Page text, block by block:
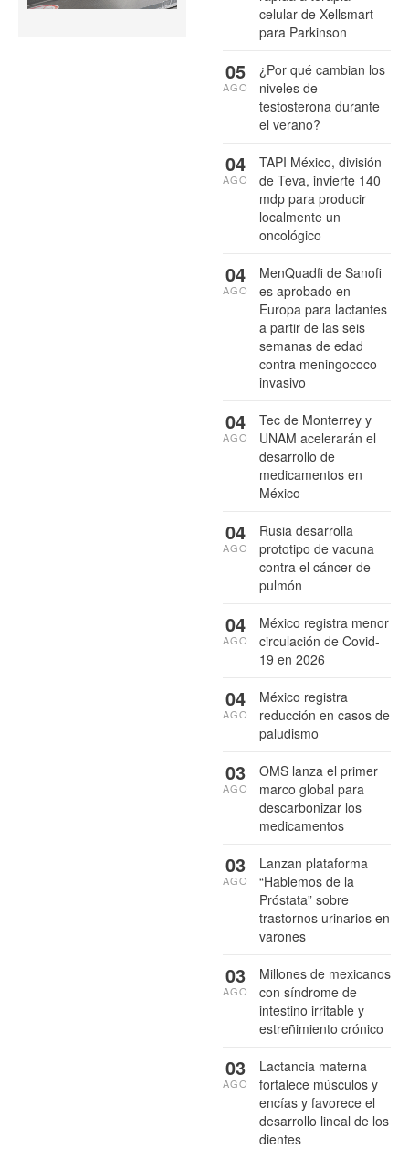
celular de Xellsmart
para Parkinson
¿Por qué cambian los
niveles de
testosterona durante
el verano?
05
AGO
TAPI México, división
de Teva, invierte 140
mdp para producir
localmente un
oncológico
04
AGO
MenQuadfi de Sanofi
es aprobado en
Europa para lactantes
a partir de las seis
semanas de edad
contra meningococo
invasivo
04
AGO
Tec de Monterrey y
UNAM acelerarán el
desarrollo de
medicamentos en
México
04
AGO
Rusia desarrolla
prototipo de vacuna
contra el cáncer de
pulmón
04
AGO
México registra menor
circulación de Covid-
19 en 2026
04
AGO
México registra
reducción en casos de
paludismo
04
AGO
OMS lanza el primer
marco global para
descarbonizar los
medicamentos
03
AGO
Lanzan plataforma
“Hablemos de la
Próstata” sobre
trastornos urinarios en
varones
03
AGO
Millones de mexicanos
con síndrome de
intestino irritable y
estreñimiento crónico
03
AGO
Lactancia materna
fortalece músculos y
encías y favorece el
desarrollo lineal de los
dientes
03
AGO